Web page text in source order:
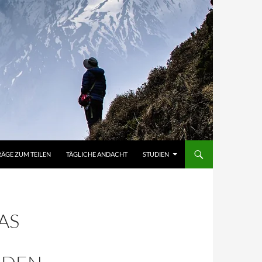
ZUM TEILEN TÄGLICHE ANDACHT STUDIEN